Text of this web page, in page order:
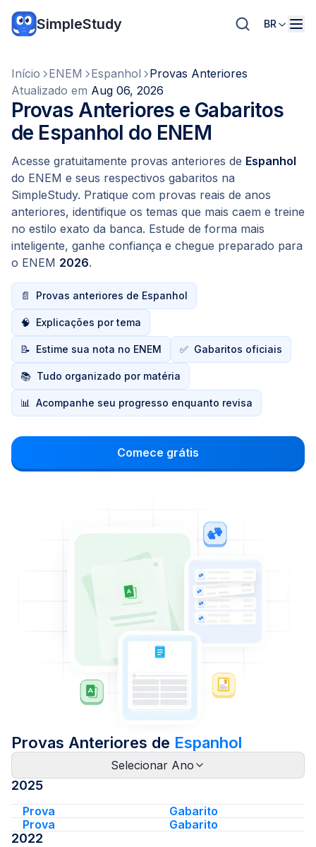
SimpleStudy BR
Início ENEM Espanhol
Provas Anteriores
Atualizado em Aug 06, 2026
Provas Anteriores e Gabaritos
de Espanhol do ENEM
Acesse gratuitamente provas anteriores de Espanhol
do ENEM e seus respectivos gabaritos na
SimpleStudy. Pratique com provas reais de anos
anteriores, identifique os temas que mais caem e treine
no estilo exato da banca. Estude de forma mais
inteligente, ganhe confiança e chegue preparado para
o ENEM 2026.
📄 Provas anteriores de Espanhol
🧠 Explicações por tema
📝 Estime sua nota no ENEM ✅ Gabaritos oficiais
📚 Tudo organizado por matéria
📊 Acompanhe seu progresso enquanto revisa
Comece grátis
Provas Anteriores de Espanhol
Selecionar Ano
2025
Prova
Gabarito
Prova
Gabarito
2022